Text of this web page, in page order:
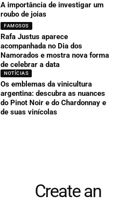
A importância de investigar um
roubo de joias
FAMOSOS
Rafa Justus aparece
acompanhada no Dia dos
Namorados e mostra nova forma
de celebrar a data
NOTÍCIAS
Os emblemas da vinicultura
argentina: descubra as nuances
do Pinot Noir e do Chardonnay e
de suas vinícolas
Create an